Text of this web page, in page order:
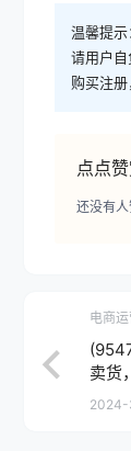
温馨提
请用户
购买注
点点
还没有人
电商运
卖货
2024-